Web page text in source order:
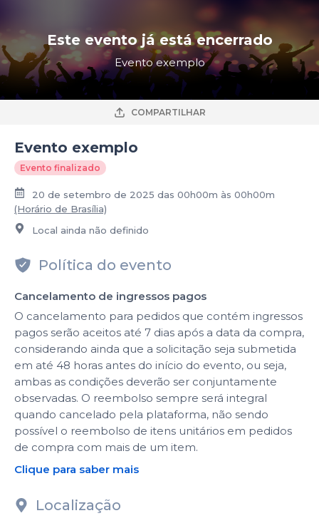
Este evento já está encerrado
Evento exemplo
COMPARTILHAR
Evento exemplo
Evento finalizado
20 de setembro de 2025 das 00h00m às 00h00m
(Horário de Brasília)
Local ainda não definido
Política do evento
Cancelamento de ingressos pagos
O cancelamento para pedidos que contém ingressos
pagos serão aceitos até 7 dias após a data da compra,
considerando ainda que a solicitação seja submetida
em até 48 horas antes do início do evento, ou seja,
ambas as condições deverão ser conjuntamente
observadas. O reembolso sempre será integral
quando cancelado pela plataforma, não sendo
possível o reembolso de itens unitários em pedidos
de compra com mais de um item.
Clique para saber mais
Localização